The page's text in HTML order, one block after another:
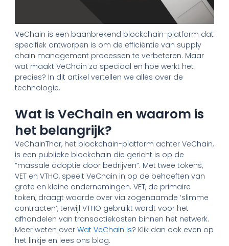
VeChain is een baanbrekend blockchain-platform dat
specifiek ontworpen is om de efficiëntie van supply
chain management processen te verbeteren. Maar
wat maakt VeChain zo speciaal en hoe werkt het
precies? In dit artikel vertellen we alles over de
technologie.
Wat is VeChain en waarom is
het belangrijk?
VeChainThor, het blockchain-platform achter VeChain,
is een publieke blockchain die gericht is op de
“massale adoptie door bedrijven”. Met twee tokens,
VET en VTHO, speelt VeChain in op de behoeften van
grote en kleine ondernemingen. VET, de primaire
token, draagt waarde over via zogenaamde ‘slimme
contracten’, terwijl VTHO gebruikt wordt voor het
afhandelen van transactiekosten binnen het netwerk.
Meer weten overWat VeChain is? Klik dan ook even op
het linkje en lees ons blog.